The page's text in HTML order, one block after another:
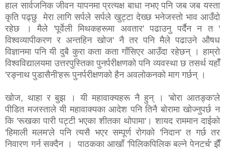
हाल सार्वजनिक जीवन यापनमा प्रत्यक्ष बाधा नभए पनि जब जब यस्ता
कृति पढ्छु मेरा लागि सर्पले सर्पले खुट्टा देख्छ भनेजस्तो भाव आउँदो
रहेछ । मैले 'पूर्वेली मिथकहरूमा अवतार' पढाउनु पर्दैन न त '
विश्वव्यापीकरण र अन्तहिन खोज' नै तर पनि मैले पढाउने औषध
विज्ञानमा पनि यी दुबै कुरा कता कता गाँसिएर आउँदा रहेछन् । हाम्रो
विश्वविद्यालयमा उत्तरपुस्तिका पुनर्परीक्षणको पनि व्यवस्था छ तसर्थ यहाँँ
'रङ्नाथ पुडासैनी'हरू पुनर्परीक्षणको हैन अवलोकनको माग गर्छन् ।
खोज, थाहा र बुझ । यी महावाक्यहरू नै हुन् । 'बोरा आतङ्क'ले
पीडित मजस्ताले यी महावाक्यका आदेश पनि तिनै बोरामा खोज्नुपर्छ न
कि 'रूखका पारी पट्टी भएका शीतका थोपामा'। शायद राममान दाईको
'हिमाली मलम'ले पनि त्यसै भएर सम्पूर्ण रोगको 'निदान' त गर्छ तर
निवारण गर्न सक्दैन । पाठकका आखाँ 'पिलिकपिलिक बल्ने पेनटर्च' झैँ